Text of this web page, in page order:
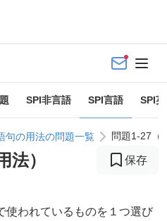
SPI非言語 SPI言語 SPI
句の用法の問題一覧 問題1-27（
法） 保存
使われているものを１つ選び